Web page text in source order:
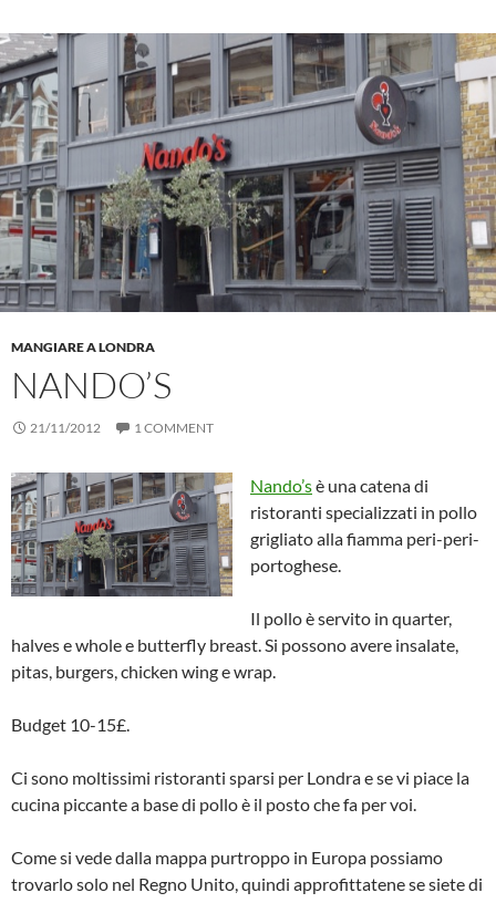
MANGIARE A LONDRA
NANDO’S
21/11/2012 1 COMMENT
Nando’sè una catena di
ristoranti specializzati in pollo
grigliato alla fiamma peri-peri-
portoghese.
Il pollo è servito in quarter,
halves e whole e butterfly breast. Si possono avere insalate,
pitas, burgers, chicken wing e wrap.
Budget 10-15£.
Ci sono moltissimi ristoranti sparsi per Londra e se vi piace la
cucina piccante a base di pollo è il posto che fa per voi.
Come si vede dalla mappa purtroppo in Europa possiamo
trovarlo solo nel Regno Unito, quindi approfittatene se siete di